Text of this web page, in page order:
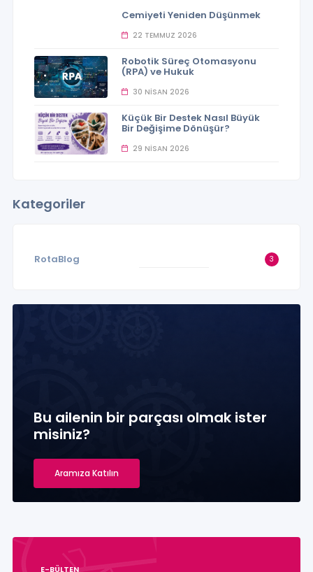
Cemiyeti Yeniden Düşünmek
22 TEMMUZ 2026
Robotik Süreç Otomasyonu
(RPA) ve Hukuk
30 NISAN 2026
Küçük Bir Destek Nasıl Büyük
Bir Değişime Dönüşür?
29 NISAN 2026
Kategoriler
RotaBlog 3
Bu ailenin bir parçası olmak ister
misiniz?
Aramıza Katılın
E-BÜLTEN